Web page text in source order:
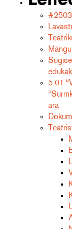
5.01
ära